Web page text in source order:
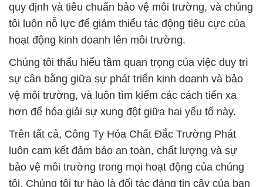
quy định và tiêu chuẩn bảo vệ môi trường, và chúng
tôi luôn nỗ lực để giảm thiểu tác động tiêu cực của
hoạt động kinh doanh lên môi trường.
Chúng tôi thấu hiểu tầm quan trọng của việc duy trì
sự cân bằng giữa sự phát triển kinh doanh và bảo
vệ môi trường, và luôn tìm kiếm các cách tiến xa
hơn để hóa giải sự xung đột giữa hai yếu tố này.
Trên tất cả, Công Ty Hóa Chất Đắc Trường Phát
luôn cam kết đảm bảo an toàn, chất lượng và sự
bảo vệ môi trường trong mọi hoạt động của chúng
tôi. Chúng tôi tự hào là đối tác đáng tin cậy của bạn